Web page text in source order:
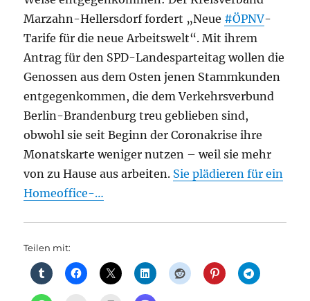
Marzahn-Hellersdorf fordert „Neue #ÖPNV-
Tarife für die neue Arbeitswelt“. Mit ihrem
Antrag für den SPD-Landesparteitag wollen die
Genossen aus dem Osten jenen Stammkunden
entgegenkommen, die dem Verkehrsverbund
Berlin-Brandenburg treu geblieben sind,
obwohl sie seit Beginn der Coronakrise ihre
Monatskarte weniger nutzen – weil sie mehr
von zu Hause aus arbeiten. Sie plädieren für ein
Homeoffice-…
Teilen mit: